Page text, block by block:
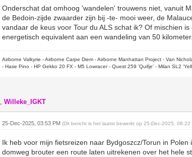
Onderschat dat omhoog 'wandelen' trouwens niet, vanuit
de Bedoin-zijde zwaarder zijn bij -te- mooi weer, de
vandaar de keus voor Tour du ALS schat ik? Of mischien
energetisch equivalent aan een wandeling van 50
Airborne Valkyrie - Airborne Carpe Diem - Airborne Manhattan Project - Van
- Hase Pino - HP Gekko 20 FX - M5 Lowracer - Quest 259 'Quifje' - Milan SL2
,Willeke_IGKT
25-Dec-2025, 03:53 PM(Dit bericht is het laatst bewerkt op 25-Dec-2025,
Ik heb voor mijn fietsreizen naar Bydgoszcz/Torun in
domweg brouter een route laten uitrekenen over het hele